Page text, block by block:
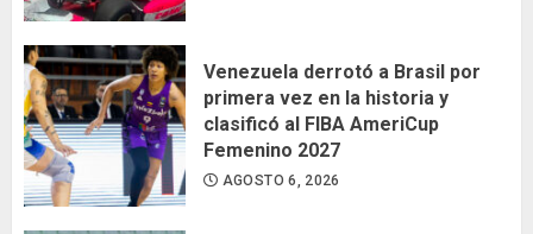
Venezuela derrotó a Brasil por
primera vez en la historia y
clasificó al FIBA AmeriCup
Femenino 2027
AGOSTO 6, 2026